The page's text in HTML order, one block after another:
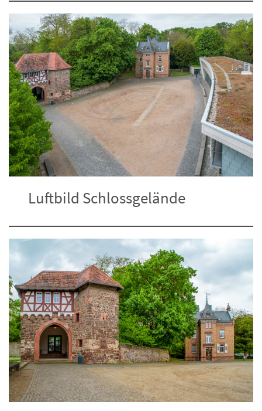
Luftbild Schlossgelände